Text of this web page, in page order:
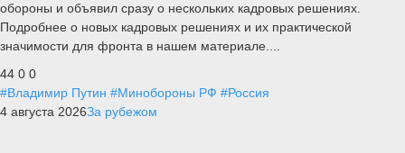
обороны и объявил сразу о нескольких кадровых решениях.
Подробнее о новых кадровых решениях и их практической
значимости для фронта в нашем материале....
44 0 0
#Владимир Путин #Минобороны РФ #Россия
4 августа 2026За рубежом